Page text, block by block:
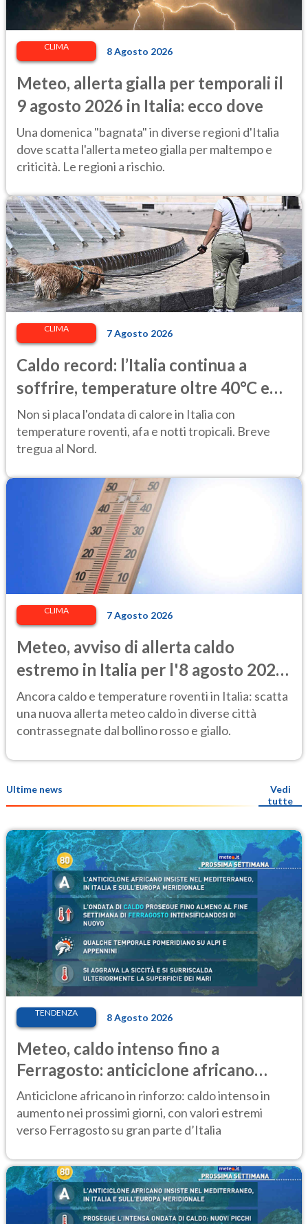
CLIMA 8 Agosto 2026
Meteo, allerta gialla per temporali il
9 agosto 2026 in Italia: ecco dove
Una domenica "bagnata" in diverse regioni d'Italia
dove scatta l'allerta meteo gialla per maltempo e
criticità. Le regioni a rischio.
CLIMA 7 Agosto 2026
Caldo record: l’Italia continua a
soffrire, temperature oltre 40°C e
afa per altri 10 giorni
Non si placa l'ondata di calore in Italia con
temperature roventi, afa e notti tropicali. Breve
tregua al Nord.
CLIMA 7 Agosto 2026
Meteo, avviso di allerta caldo
estremo in Italia per l'8 agosto 2026:
le città a rischio per il Ministero della
Salute
Ancora caldo e temperature roventi in Italia: scatta
una nuova allerta meteo caldo in diverse città
contrassegnate dal bollino rosso e giallo.
Ultime news
Vedi
tutte
TENDENZA 8 Agosto 2026
Meteo, caldo intenso fino a
Ferragosto: anticiclone africano
ancora protagonista
Anticiclone africano in rinforzo: caldo intenso in
aumento nei prossimi giorni, con valori estremi
verso Ferragosto su gran parte d’Italia